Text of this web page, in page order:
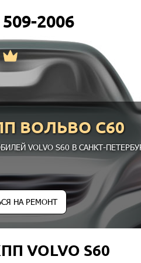
2006
ВОЛЬВО С60
VOLVO S60 В САНКТ-
НА РЕМОНТ
VOLVO S60